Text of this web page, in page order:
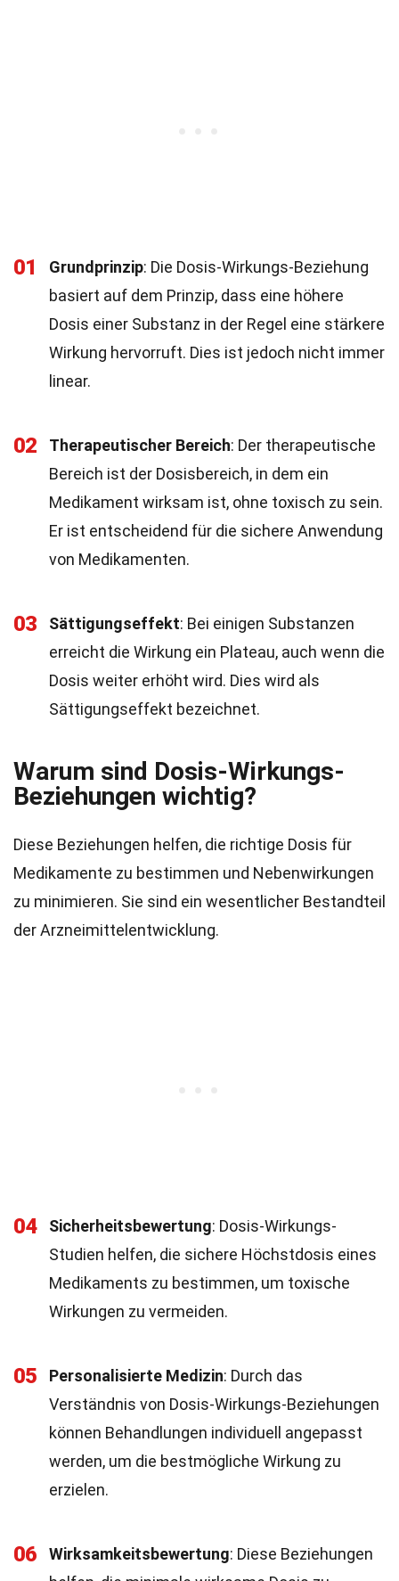
01 Grundprinzip: Die Dosis-Wirkungs-Beziehung
basiert auf dem Prinzip, dass eine höhere
Dosis einer Substanz in der Regel eine stärkere
Wirkung hervorruft. Dies ist jedoch nicht immer
linear.
02 Therapeutischer Bereich: Der therapeutische
Bereich ist der Dosisbereich, in dem ein
Medikament wirksam ist, ohne toxisch zu sein.
Er ist entscheidend für die sichere Anwendung
von Medikamenten.
03 Sättigungseffekt: Bei einigen Substanzen
erreicht die Wirkung ein Plateau, auch wenn die
Dosis weiter erhöht wird. Dies wird als
Sättigungseffekt bezeichnet.
Warum sind Dosis-Wirkungs-
Beziehungen wichtig?
Diese Beziehungen helfen, die richtige Dosis für
Medikamente zu bestimmen und Nebenwirkungen
zu minimieren. Sie sind ein wesentlicher Bestandteil
der Arzneimittelentwicklung.
04 Sicherheitsbewertung: Dosis-Wirkungs-
Studien helfen, die sichere Höchstdosis eines
Medikaments zu bestimmen, um toxische
Wirkungen zu vermeiden.
05 Personalisierte Medizin: Durch das
Verständnis von Dosis-Wirkungs-Beziehungen
können Behandlungen individuell angepasst
werden, um die bestmögliche Wirkung zu
erzielen.
06 Wirksamkeitsbewertung: Diese Beziehungen